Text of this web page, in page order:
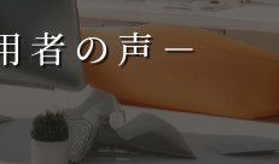
者の声－